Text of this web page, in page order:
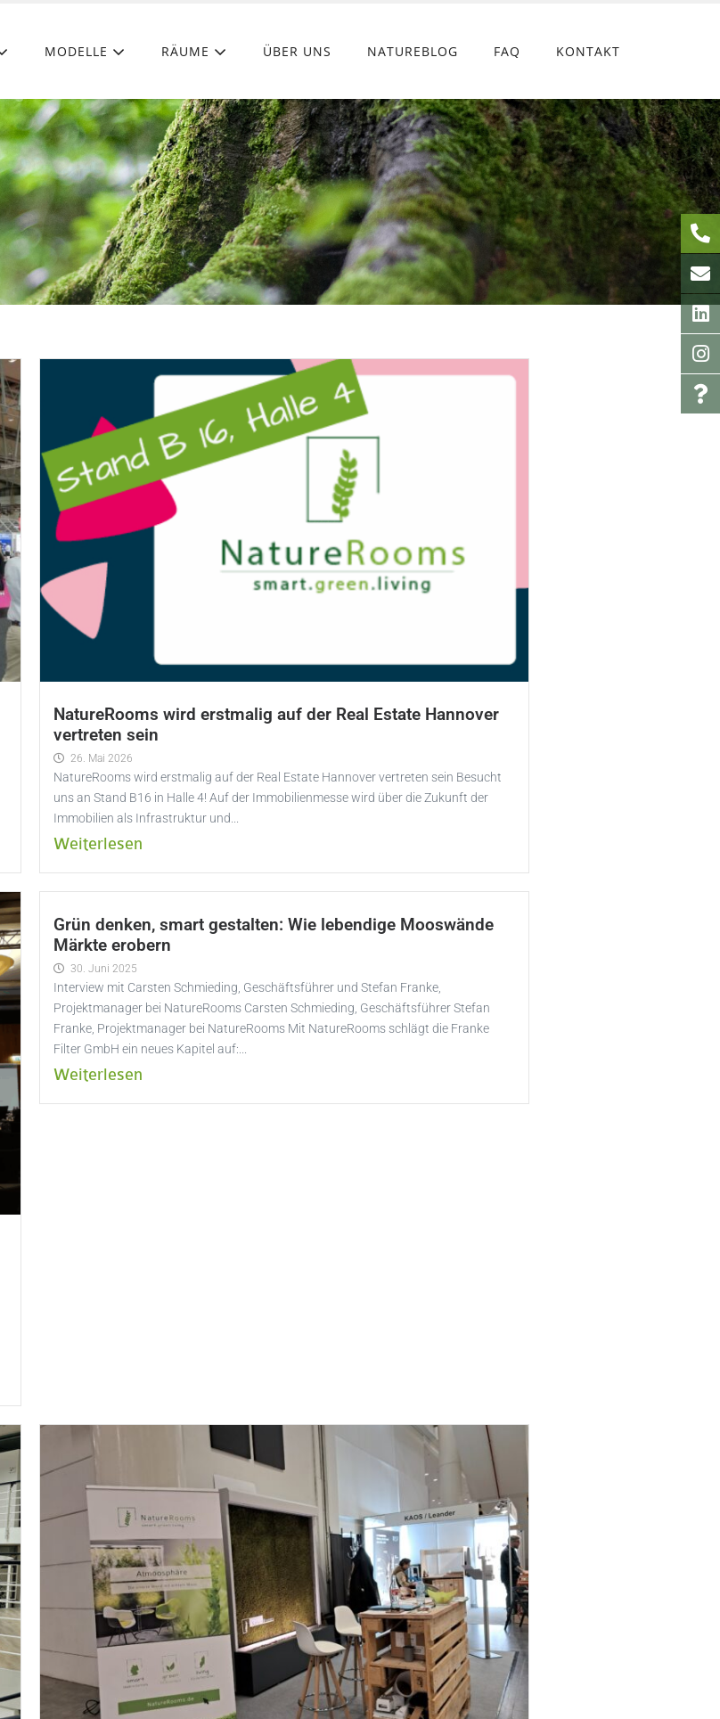
MODELLE RÄUME ÜBER UNS NATUREBLOG FAQ KONTAKT
NatureRooms wird erstmalig auf der Real Estate Hannover
vertreten sein
26. Mai 2026
NatureRooms wird erstmalig auf der Real Estate Hannover vertreten sein Besucht
uns an Stand B16 in Halle 4! Auf der Immobilienmesse wird über die Zukunft der
Immobilien als Infrastruktur und...
Weiterlesen
Grün denken, smart gestalten: Wie lebendige Mooswände
Märkte erobern
30. Juni 2025
Interview mit Carsten Schmieding, Geschäftsführer und Stefan Franke,
Projektmanager bei NatureRooms Carsten Schmieding, Geschäftsführer Stefan
Franke, Projektmanager bei NatureRooms Mit NatureRooms schlägt die Franke
Filter GmbH ein neues Kapitel auf:...
Weiterlesen